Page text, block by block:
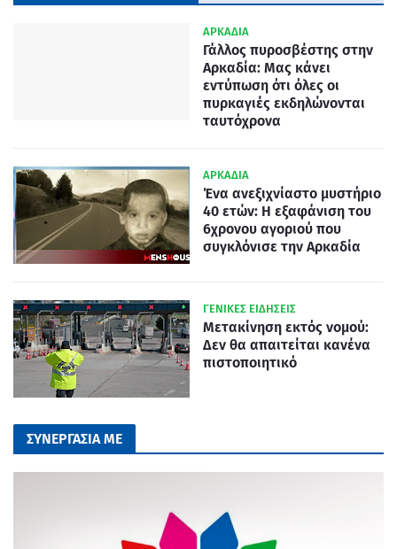
ΑΡΚΑΔΙΑ
Γάλλος πυροσβέστης στην
Αρκαδία: Μας κάνει
εντύπωση ότι όλες οι
πυρκαγιές εκδηλώνονται
ταυτόχρονα
ΑΡΚΑΔΙΑ
Ένα ανεξιχνίαστο μυστήριο
40 ετών: Η εξαφάνιση του
6χρονου αγοριού που
συγκλόνισε την Αρκαδία
ΓΕΝΙΚΕΣ ΕΙΔΗΣΕΙΣ
Μετακίνηση εκτός νομού:
Δεν θα απαιτείται κανένα
πιστοποιητικό
ΣΥΝΕΡΓΑΣΙΑ ΜΕ